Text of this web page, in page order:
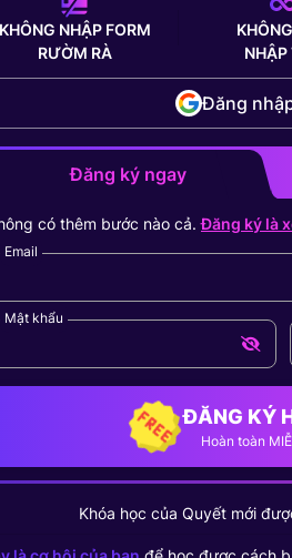
KHÔNG NHẬP FORM
RƯỜM RÀ
NHẬP
Đăng
Đăng ký ngay
có thêm bước nào cả.Đăng ký là
Email
Mật khẩu
ĐĂNG KÝ
Hoàn toàn
Khóa học của Quyếtmới